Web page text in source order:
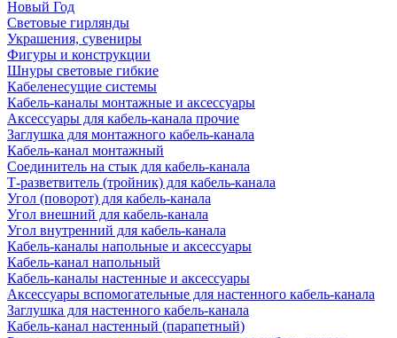
Новый Год
Световые гирлянды
Украшения, сувениры
Фигуры и конструкции
Шнуры световые гибкие
Кабеленесущие системы
Кабель-каналы монтажные и аксессуары
Аксессуары для кабель-канала прочие
Заглушка для монтажного кабель-канала
Кабель-канал монтажный
Соединитель на стык для кабель-канала
Т-разветвитель (тройник) для кабель-канала
Угол (поворот) для кабель-канала
Угол внешний для кабель-канала
Угол внутренний для кабель-канала
Кабель-каналы напольные и аксессуары
Кабель-канал напольный
Кабель-каналы настенные и аксессуары
Аксессуары вспомогательные для настенного кабель-канала
Заглушка для настенного кабель-канала
Кабель-канал настенный (парапетный)